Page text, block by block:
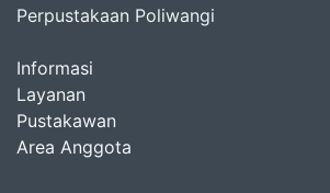
Perpustakaan Poliwangi
Informasi
Layanan
Pustakawan
Area Anggota